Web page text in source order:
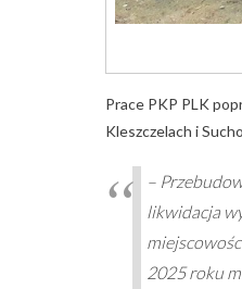
Prace PKP PLK
Kleszczelach i
–
likwidacja
2025 roku